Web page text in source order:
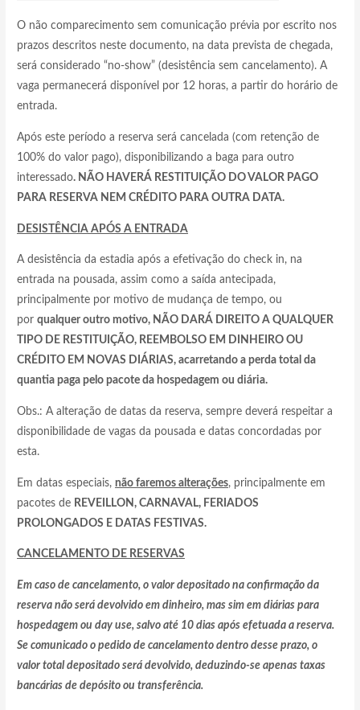
O não comparecimento sem comunicação prévia por escrito nos
prazos descritos neste documento, na data prevista de chegada,
será considerado “no-show” (desistência sem cancelamento). A
vaga permanecerá disponível por 12 horas, a partir do horário de
entrada.
Após este período a reserva será cancelada (com retenção de
100% do valor pago), disponibilizando a baga para outro
interessado. NÃO HAVERÁ RESTITUIÇÃO DO VALOR PAGO
PARA RESERVA NEM CRÉDITO PARA OUTRA DATA.
DESISTÊNCIA APÓS A ENTRADA
A desistência da estadia após a efetivação do check in, na
entrada na pousada, assim como a saída antecipada,
principalmente por motivo de mudança de tempo, ou
porqualquer outro motivo, NÃO DARÁ DIREITO A QUALQUER
TIPO DE RESTITUIÇÃO, REEMBOLSO EM DINHEIRO OU
CRÉDITO EM NOVAS DIÁRIAS, acarretando a perda total da
quantia paga pelo pacote da hospedagem ou diária.
Obs.: A alteração de datas da reserva, sempre deverá respeitar a
disponibilidade de vagas da pousada e datas concordadas por
esta.
Em datas especiais, não faremos alterações, principalmente em
pacotes de REVEILLON, CARNAVAL, FERIADOS
PROLONGADOS E DATAS FESTIVAS.
CANCELAMENTO DE RESERVAS
Em caso de cancelamento, o valor depositado na confirmação da
reserva não será devolvido em dinheiro, mas sim em diárias para
hospedagem ou day use, salvo até 10 dias após efetuada a reserva.
Se comunicado o pedido de cancelamento dentro desse prazo, o
valor total depositado será devolvido, deduzindo-se apenas taxas
bancárias de depósito ou transferência.